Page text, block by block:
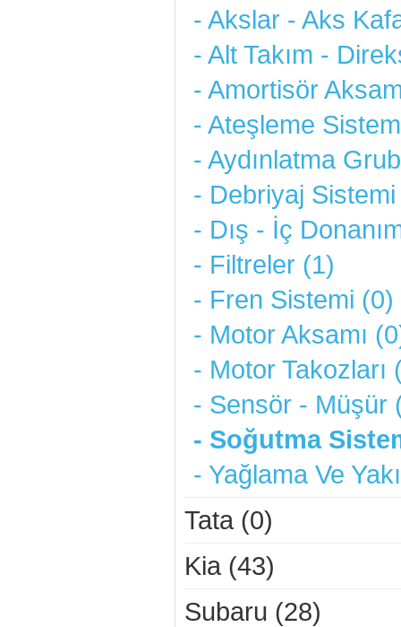
- Akslar - Aks
- Alt Takım -
- Amortisör
- Ateşleme
- Aydınlatma
- Debriyaj
- Dış - İç
- Filtreler (1)
- Fren Sistemi (0)
- Motor Aksamı
- Motor Takozları
- Sensör - Müşür
- Soğutma
- Yağlama Ve
Tata (0)
Kia (43)
Subaru (28)